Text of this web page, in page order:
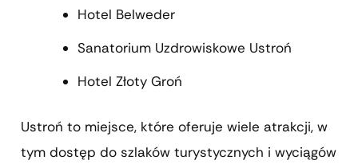
Hotel Belweder
Sanatorium Uzdrowiskowe Ustroń
Hotel Złoty Groń
Ustroń to miejsce, które oferuje wiele atrakcji, w
tym dostęp do szlaków turystycznych i wyciągów